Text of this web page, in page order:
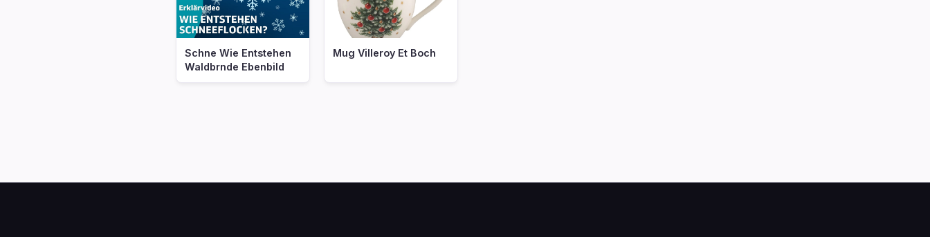
Schne Wie Entstehen
Waldbrnde Ebenbild
Mug Villeroy Et Boch